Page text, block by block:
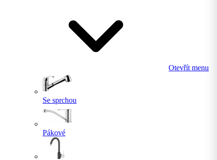
Otevřít menu
Se sprchou
Pákové